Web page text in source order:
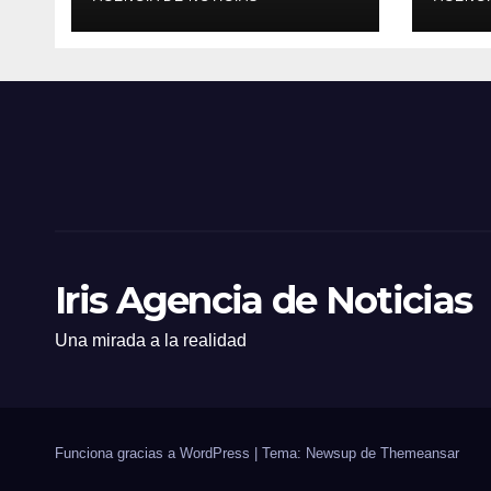
Iris Agencia de Noticias
Una mirada a la realidad
Funciona gracias a WordPress Tema: Newsup de Themeansar